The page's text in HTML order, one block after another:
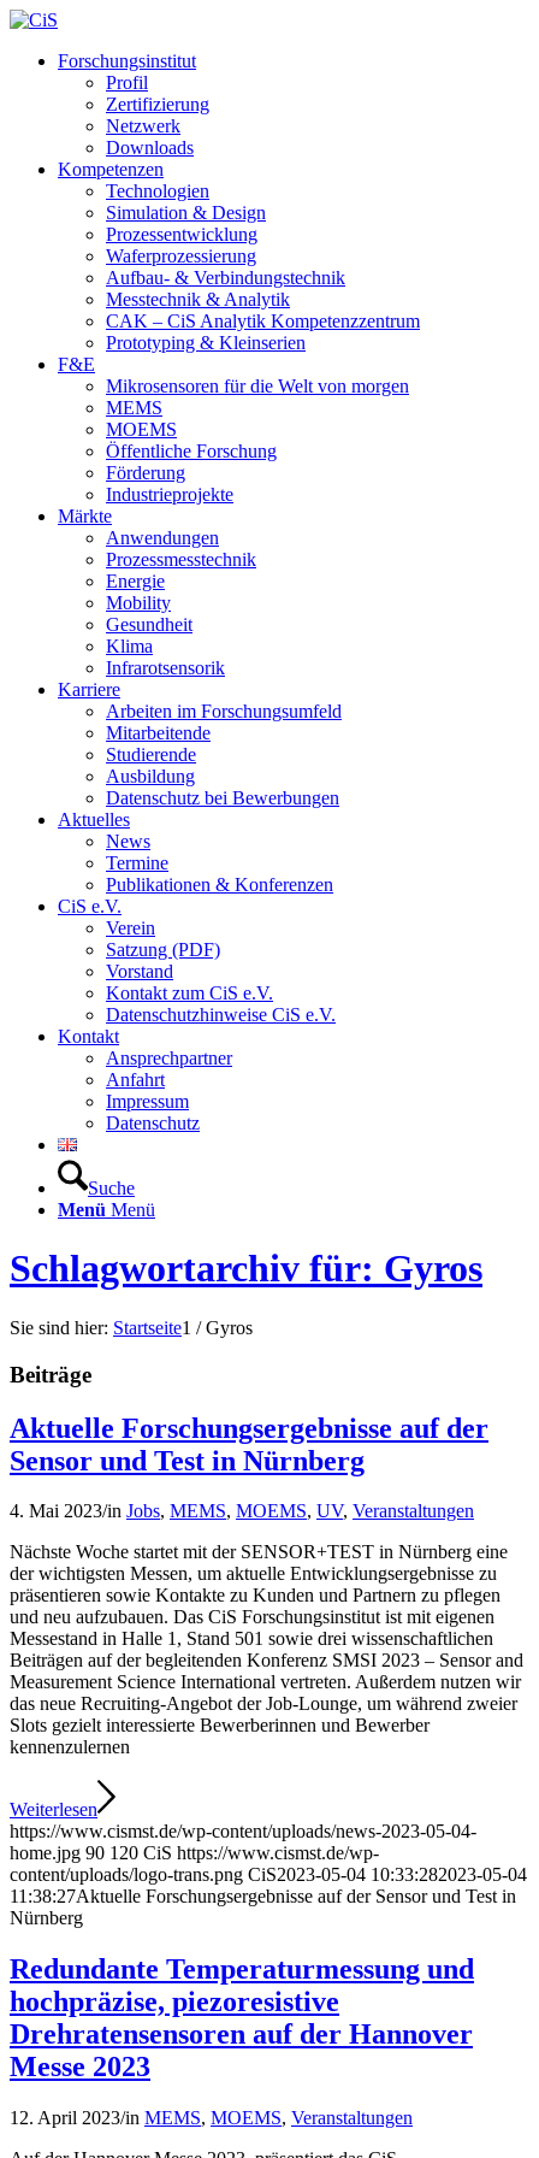
Forschungsinstitut
Profil
Zertifizierung
Netzwerk
Downloads
Kompetenzen
Technologien
Simulation & Design
Prozessentwicklung
Waferprozessierung
Aufbau- & Verbindungstechnik
Messtechnik & Analytik
CAK – CiS Analytik Kompetenzzentrum
Prototyping & Kleinserien
F&E
Mikrosensoren für die Welt von morgen
MEMS
MOEMS
Öffentliche Forschung
Förderung
Industrieprojekte
Märkte
Anwendungen
Prozessmesstechnik
Energie
Mobility
Gesundheit
Klima
Infrarotsensorik
Karriere
Arbeiten im Forschungsumfeld
Mitarbeitende
Studierende
Ausbildung
Datenschutz bei Bewerbungen
Aktuelles
News
Termine
Publikationen & Konferenzen
CiS e.V.
Verein
Satzung (PDF)
Vorstand
Kontakt zum CiS e.V.
Datenschutzhinweise CiS e.V.
Kontakt
Ansprechpartner
Anfahrt
Impressum
Datenschutz
Suche
Menü Menü
Schlagwortarchiv für: Gyros
Sie sind hier: Startseite1 / Gyros
Beiträge
Aktuelle Forschungsergebnisse auf der
Sensor und Test in Nürnberg
4. Mai 2023/in Jobs, MEMS, MOEMS, UV, Veranstaltungen
Nächste Woche startet mit der SENSOR+TEST in Nürnberg eine
der wichtigsten Messen, um aktuelle Entwicklungsergebnisse zu
präsentieren sowie Kontakte zu Kunden und Partnern zu pflegen
und neu aufzubauen. Das CiS Forschungsinstitut ist mit eigenen
Messestand in Halle 1, Stand 501 sowie drei wissenschaftlichen
Beiträgen auf der begleitenden Konferenz SMSI 2023 – Sensor and
Measurement Science International vertreten. Außerdem nutzen wir
das neue Recruiting-Angebot der Job-Lounge, um während zweier
Slots gezielt interessierte Bewerberinnen und Bewerber
kennenzulernen
Weiterlesen
https://www.cismst.de/wp-content/uploads/news-2023-05-04-
home.jpg 90 120 CiS https://www.cismst.de/wp-
content/uploads/logo-trans.png CiS2023-05-04 10:33:282023-05-04
11:38:27Aktuelle Forschungsergebnisse auf der Sensor und Test in
Nürnberg
Redundante Temperaturmessung und
hochpräzise, piezoresistive
Drehratensensoren auf der Hannover
Messe 2023
12. April 2023/in MEMS, MOEMS, Veranstaltungen